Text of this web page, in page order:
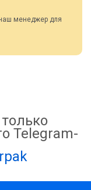
менеджер для
Telegram-